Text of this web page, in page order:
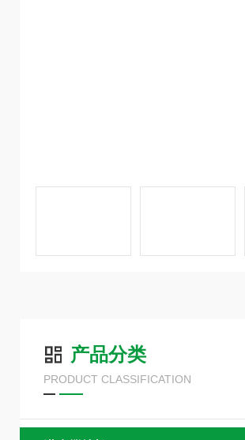
产品分类
PRODUCT CLASSIFICATION